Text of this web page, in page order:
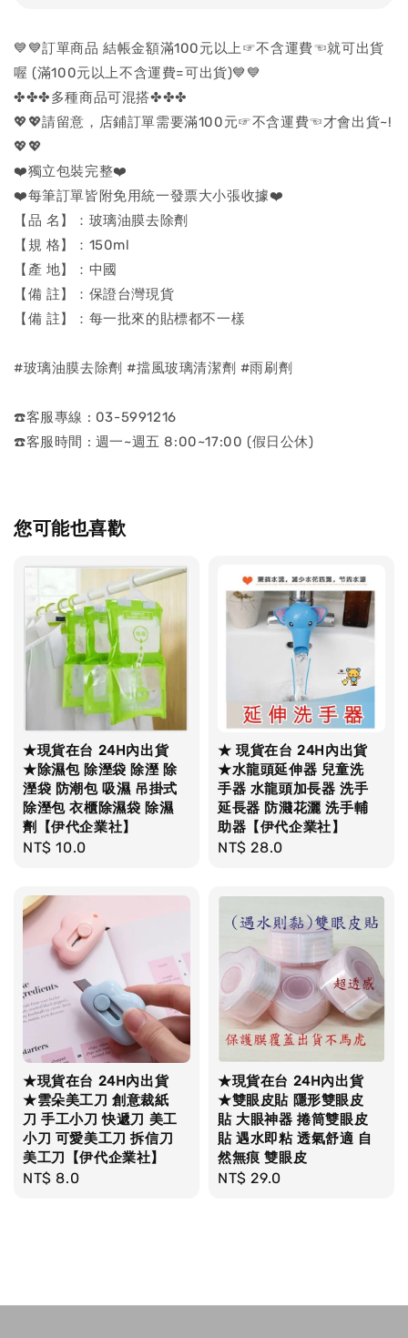
💙💙訂單商品 結帳金額滿100元以上☞不含運費☜就可出貨
喔 (滿100元以上不含運費=可出貨)💙💙
✤✤✤多種商品可混搭✤✤✤
💖💖請留意，店鋪訂單需要滿100元☞不含運費☜才會出貨~!
💖💖
❤️獨立包裝完整❤️
❤️每筆訂單皆附免用統一發票大小張收據❤️
【品 名】：玻璃油膜去除劑
【規 格】：150ml
【產 地】：中國
【備 註】：保證台灣現貨
【備 註】：每一批來的貼標都不一樣
#玻璃油膜去除劑 #擋風玻璃清潔劑 #雨刷劑
☎️客服專線 : 03-5991216
☎️客服時間 : 週一~週五 8:00~17:00 (假日公休)
您可能也喜歡
★現貨在台 24H內出貨
★除濕包 除溼袋 除溼 除
溼袋 防潮包 吸濕 吊掛式
除溼包 衣櫃除濕袋 除濕
劑【伊代企業社】
Regular
NT$ 10.0
★ 現貨在台 24H內出貨
★水龍頭延伸器 兒童洗
手器 水龍頭加長器 洗手
延長器 防濺花灑 洗手輔
助器【伊代企業社】
Regular
NT$ 28.0
★現貨在台 24H內出貨
★雲朵美工刀 創意裁紙
刀 手工小刀 快遞刀 美工
小刀 可愛美工刀 拆信刀
美工刀【伊代企業社】
Regular
NT$ 8.0
★現貨在台 24H內出貨
★雙眼皮貼 隱形雙眼皮
貼 大眼神器 捲筒雙眼皮
貼 遇水即粘 透氣舒適 自
然無痕 雙眼皮
Regular
NT$ 29.0